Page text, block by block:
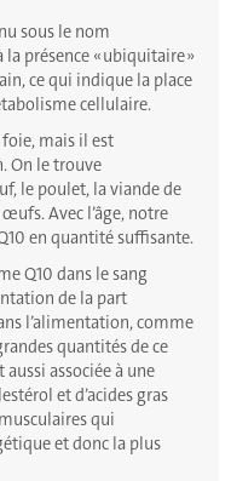
sous le nom
présence « ubiquitaire »
ce qui indique la place
cellulaire.
foie, mais il est
On le trouve
le poulet, la viande de
Avec l’âge, notre
en quantité suffisante.
Q10 dans le sang
de la part
l’alimentation, comme
quantités de ce
associée à une
et d’acides gras
qui
et donc la plus